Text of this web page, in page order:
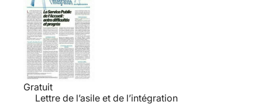
Gratuit
Lettre de l’asile et de l’intégration